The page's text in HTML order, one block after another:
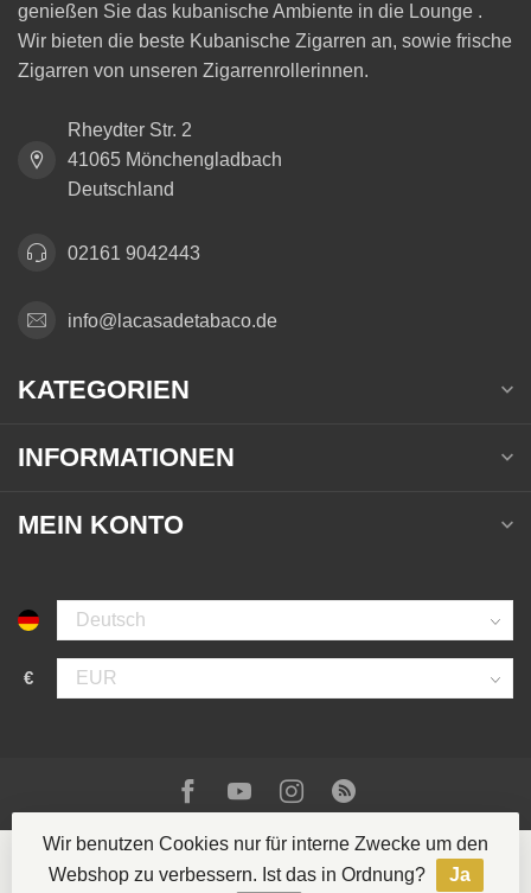
genießen Sie das kubanische Ambiente in die Lounge .
Wir bieten die beste Kubanische Zigarren an, sowie frische
Zigarren von unseren Zigarrenrollerinnen.
Rheydter Str. 2
41065 Mönchengladbach
Deutschland
02161 9042443
info@lacasadetabaco.de
KATEGORIEN
INFORMATIONEN
MEIN KONTO
€
Wir benutzen Cookies nur für interne Zwecke um den
Webshop zu verbessern. Ist das in Ordnung?
Ja